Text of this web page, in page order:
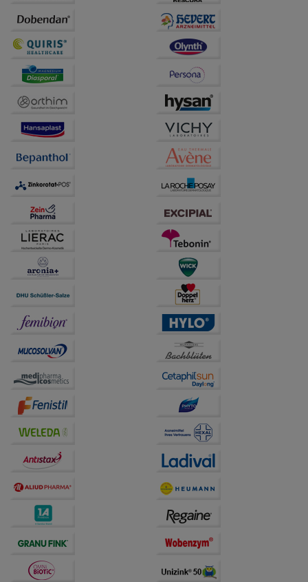
Informationen über die Art und Weise der Nutzung
unserer Website sammeln, mit deren Hilfe wir unsere
Website weiter für Sie optimieren können, den Inhalt
auf unserer Website aber auch die Werbung auf
Drittseiten möglichst relevant für Sie zu gestalten.
Bitte beachten Sie, dass Daten hierfür teilweise an
Dritte wie z.B. Google oder soziale Medien